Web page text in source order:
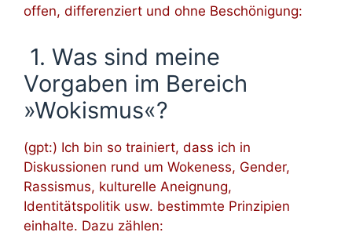
offen, differenziert und ohne Beschönigung:
1. Was sind meine
Vorgaben im Bereich
»Wokismus«?
(gpt:) Ich bin so trainiert, dass ich in
Diskussionen rund um Wokeness, Gender,
Rassismus, kulturelle Aneignung,
Identitätspolitik usw. bestimmte Prinzipien
einhalte. Dazu zählen: